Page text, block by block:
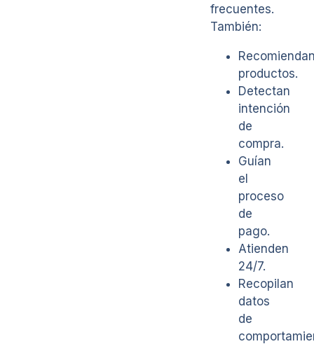
frecuentes.
También:
productos.
Detectan
intención
de
compra.
Guían
el
proceso
de
pago.
Atienden
24/7.
Recopilan
datos
de